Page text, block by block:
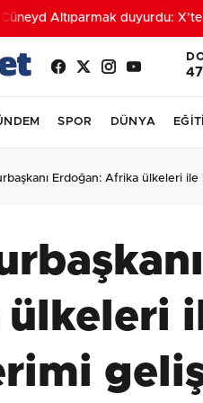
Altıparmak duyurdu: X’te
SPOR DÜNYA
Erdoğan: Afrika ülkeleri